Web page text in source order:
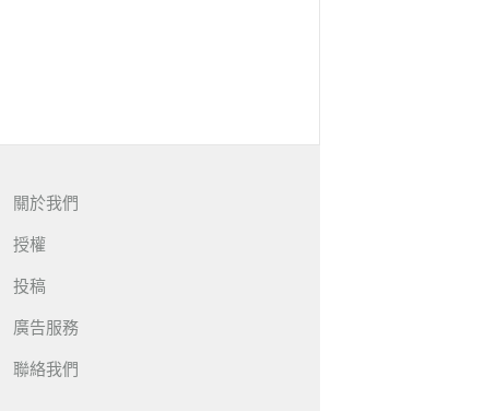
關於我們
授權
投稿
廣告服務
聯絡我們